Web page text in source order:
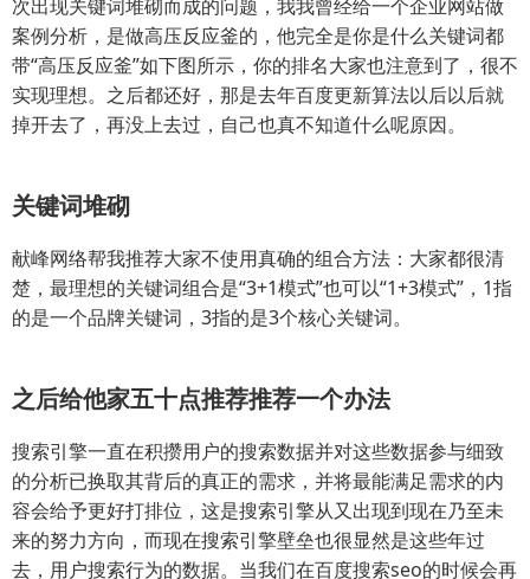
次出现关键词堆砌而成的问题，我我曾经给一个企业网站做
案例分析，是做高压反应釜的，他完全是你是什么关键词都
带“高压反应釜”如下图所示，你的排名大家也注意到了，很不
实现理想。之后都还好，那是去年百度更新算法以后以后就
掉开去了，再没上去过，自己也真不知道什么呢原因。
关键词堆砌
献峰网络帮我推荐大家不使用真确的组合方法：大家都很清
楚，最理想的关键词组合是“3+1模式”也可以“1+3模式”，1指
的是一个品牌关键词，3指的是3个核心关键词。
之后给他家五十点推荐推荐一个办法
搜索引擎一直在积攒用户的搜索数据并对这些数据参与细致
的分析已换取其背后的真正的需求，并将最能满足需求的内
容会给予更好打排位，这是搜索引擎从又出现到现在乃至未
来的努力方向，而现在搜索引擎壁垒也很显然是这些年过
去，用户搜索行为的数据。当我们在百度搜索seo的时候会再